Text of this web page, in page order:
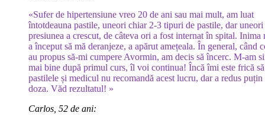
«Sufer de hipertensiune vreo 20 de ani sau mai mult, am luat
întotdeauna pastile, uneori chiar 2-3 tipuri de pastile, dar uneori
presiunea a crescut, de câteva ori a fost internat în spital. Inima
a început să mă deranjeze, a apărut amețeala. În general, când
au propus să-mi cumpere Avormin, am decis să încerc. M-am
mai bine după primul curs, îl voi continua! Încă îmi este frică
pastilele și medicul nu recomandă acest lucru, dar a redus puțin
doza. Văd rezultatul! »
Carlos, 52 de ani: